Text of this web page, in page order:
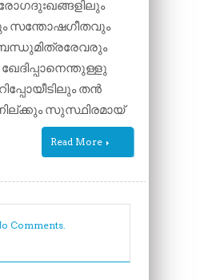
സന്തോഷഗീതവും
തൻ
സുസ്ഥിരമായ്
Read More
Comments.